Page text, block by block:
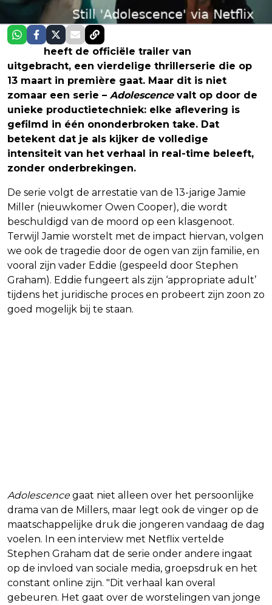
heeft de officiële trailer van
uitgebracht, een vierdelige thrillerserie die op
13 maart in première gaat. Maar dit is niet
zomaar een serie – Adolescencevalt op door de
unieke productietechniek: elke aflevering is
gefilmd in één ononderbroken take. Dat
betekent dat je als kijker de volledige
intensiteit van het verhaal in real-time beleeft,
zonder onderbrekingen.
De serie volgt de arrestatie van de 13-jarige Jamie
Miller (nieuwkomer Owen Cooper), die wordt
beschuldigd van de moord op een klasgenoot.
Terwijl Jamie worstelt met de impact hiervan, volgen
we ook de tragedie door de ogen van zijn familie, en
vooral zijn vader Eddie (gespeeld door Stephen
Graham). Eddie fungeert als zijn ‘appropriate adult’
tijdens het juridische proces en probeert zijn zoon zo
goed mogelijk bij te staan.
Adolescencegaat niet alleen over het persoonlijke
drama van de Millers, maar legt ook de vinger op de
maatschappelijke druk die jongeren vandaag de dag
voelen. In een interview met Netflix vertelde
Stephen Graham dat de serie onder andere ingaat
op de invloed van sociale media, groepsdruk en het
constant online zijn. "Dit verhaal kan overal
gebeuren. Het gaat over de worstelingen van jonge